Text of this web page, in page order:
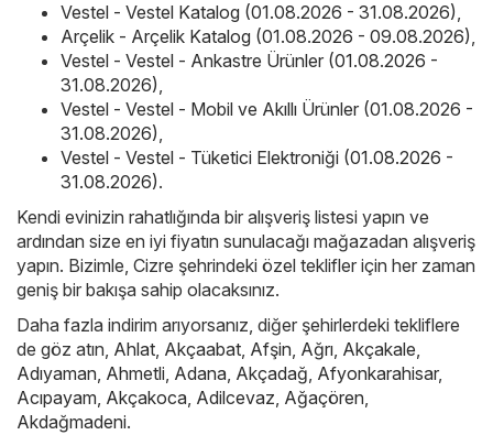
Vestel - Vestel Katalog (01.08.2026 - 31.08.2026),
Arçelik - Arçelik Katalog (01.08.2026 - 09.08.2026),
Vestel - Vestel - Ankastre Ürünler (01.08.2026 -
31.08.2026),
Vestel - Vestel - Mobil ve Akıllı Ürünler (01.08.2026 -
31.08.2026),
Vestel - Vestel - Tüketici Elektroniği (01.08.2026 -
31.08.2026).
Kendi evinizin rahatlığında bir alışveriş listesi yapın ve
ardından size en iyi fiyatın sunulacağı mağazadan alışveriş
yapın. Bizimle, Cizre şehrindeki özel teklifler için her zaman
geniş bir bakışa sahip olacaksınız.
Daha fazla indirim arıyorsanız, diğer şehirlerdeki tekliflere
de göz atın, Ahlat, Akçaabat, Afşin, Ağrı, Akçakale,
Adıyaman, Ahmetli, Adana, Akçadağ, Afyonkarahisar,
Acıpayam, Akçakoca, Adilcevaz, Ağaçören,
Akdağmadeni.